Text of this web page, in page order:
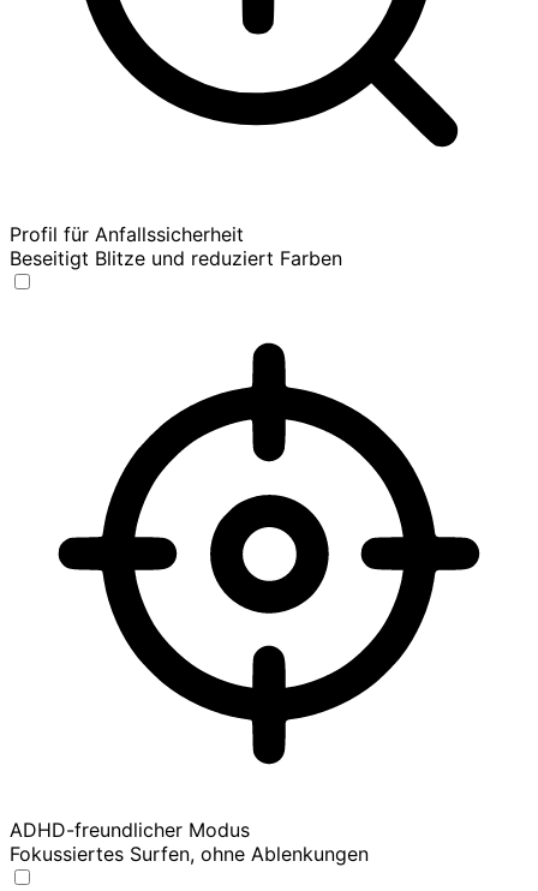
Profil für Anfallssicherheit
Beseitigt Blitze und reduziert Farben
ADHD-freundlicher Modus
Fokussiertes Surfen, ohne Ablenkungen